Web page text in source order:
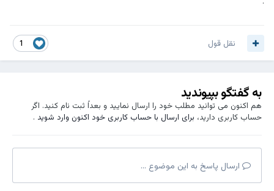
نقل قول
به گفتگو بپیوندید
هم اکنون می توانید مطلب خود را ارسال نمایید و بعداً ثبت نام کنید. اگر
حساب کاربری دارید، برای ارسال با حساب کاربری خود اکنون وارد شوید.
ارسال پاسخ به این موضوع ...